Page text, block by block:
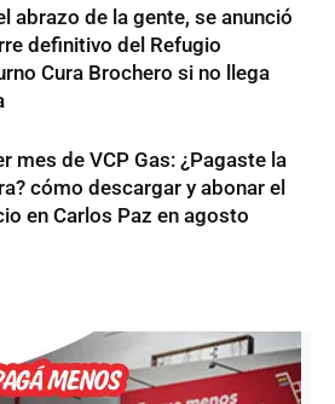
abrazo de la gente, se anunció
definitivo del Refugio
Cura Brochero si no llega
mes de VCP Gas: ¿Pagaste la
cómo descargar y abonar el
en Carlos Paz en agosto